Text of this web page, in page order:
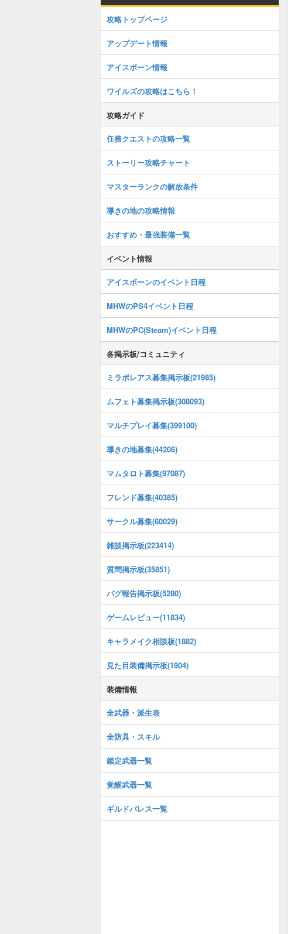
攻略トップページ
アップデート情報
アイスボーン情報
ワイルズの攻略はこちら！
攻略ガイド
任務クエストの攻略一覧
ストーリー攻略チャート
マスターランクの解放条件
導きの地の攻略情報
おすすめ・最強装備一覧
イベント情報
アイスボーンのイベント日程
MHWのPS4イベント日程
MHWのPC(Steam)イベント日程
各掲示板/コミュニティ
ミラボレアス募集掲示板(21985)
ムフェト募集掲示板(308093)
マルチプレイ募集(399100)
導きの地募集(44206)
マムタロト募集(97087)
フレンド募集(40385)
サークル募集(60029)
雑談掲示板(223414)
質問掲示板(35851)
バグ報告掲示板(5280)
ゲームレビュー(11834)
キャラメイク相談板(1882)
見た目装備掲示板(1904)
装備情報
全武器・派生表
全防具・スキル
鑑定武器一覧
覚醒武器一覧
ギルドパレス一覧